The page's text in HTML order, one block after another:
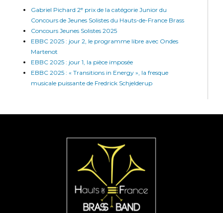
Gabriel Pichard 2ᵉ prix de la catégorie Junior du
Concours de Jeunes Solistes du Hauts-de-France Brass
Concours Jeunes Solistes 2025
EBBC 2025 : jour 2, le programme libre avec Ondes
Martenot
EBBC 2025 : jour 1, la pièce imposée
EBBC 2025 : « Transitions in Energy », la fresque
musicale puissante de Fredrick Schjelderup